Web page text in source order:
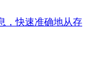
，快速准确地从存